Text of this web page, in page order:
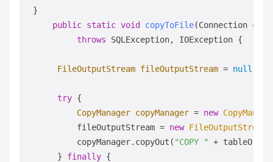
}
public static void copyToFile(Connection
throws SQLException, IOException {
FileOutputStream fileOutputStream = null
try {
CopyManager copyManager = new
          fileOutputStream =
new FileOutputStream
          copyManager.copyOut(
"COPY "
+
      }
finally {